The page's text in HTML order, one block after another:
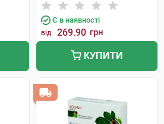
Є в наявності
від 269.90 грн
КУПИТИ